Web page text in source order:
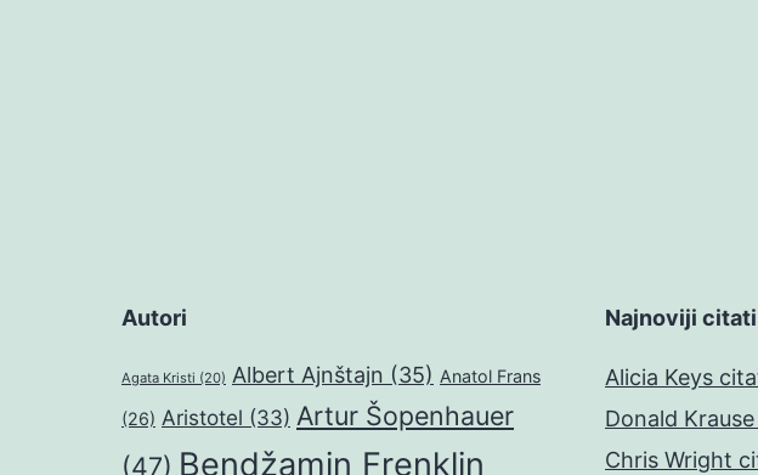
Autori
Agata Kristi (20) Albert Ajnštajn (35) Anatol Frans
(26) Aristotel (33) Artur Šopenhauer
(47) Bendžamin Frenklin
Najnoviji citati
Alicia Keys
Donald
Chris Wright